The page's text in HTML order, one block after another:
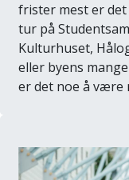
frister mest er det
tur på
Kulturhuset,
eller byens
er det noe å være